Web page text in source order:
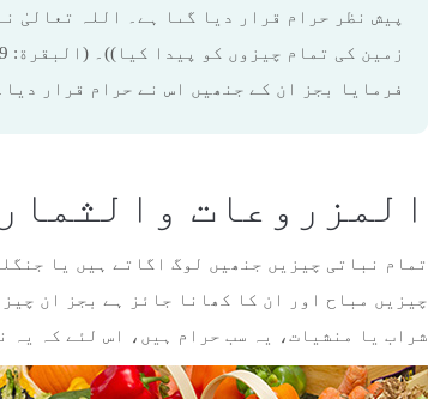
پیش نظر حرام قرار دیا گىا ہے۔ اللہ تعالیٰ
فرمایا بجز ان کے جنھیں اس نے حرام قرار دیا۔
المزروعات‭ ‬والثمار
تمام نباتی چیزیں جنھیں لوگ اگاتے ہیں یا
چیزیں مباح اور ان کا کھانا جائز ہے بجز ان
شراب یا منشیات، یہ سب حرام ہیں، اس لئے کہ یہ